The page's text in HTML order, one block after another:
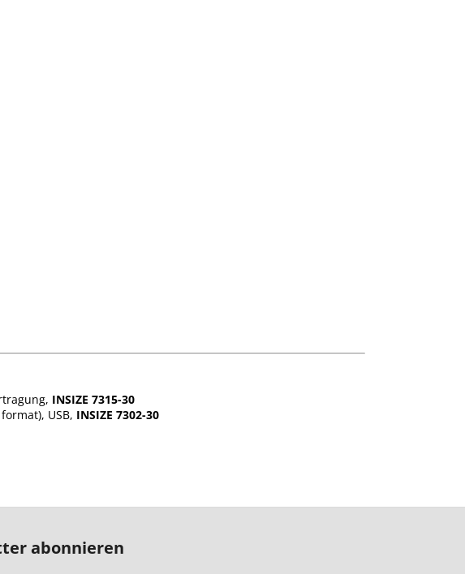
INSIZE 7315-30
USB, INSIZE 7302-30
abonnieren